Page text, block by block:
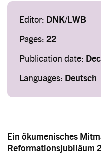
Editor: DNK/LWB
Pages: 22
Publication date:
Languages: Deutsch
Ein ökumenisches
Reformationsjubiläum